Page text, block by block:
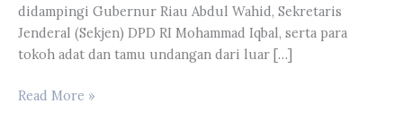
didampingi Gubernur Riau Abdul Wahid, Sekretaris
Jenderal (Sekjen) DPD RI Mohammad Iqbal, serta para
tokoh adat dan tamu undangan dari luar […]
Ketua
Read More »